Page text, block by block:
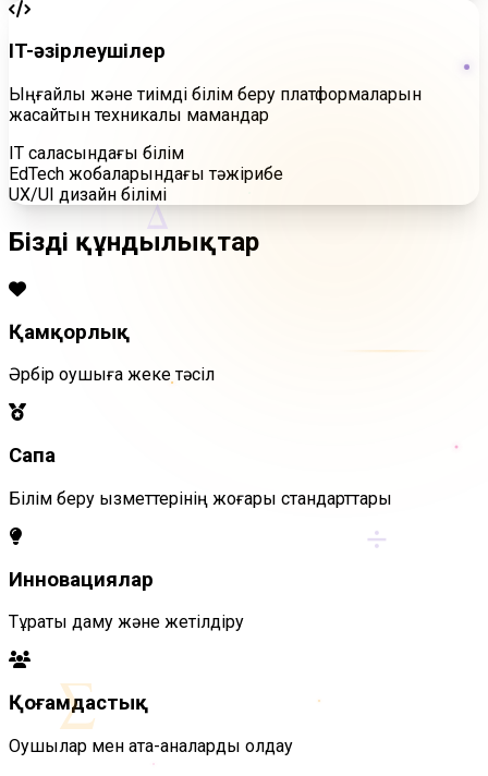
÷
∑
Δ
IT-әзірлеушілер
Ыңғайлы және тиімді білім беру платформаларын
жасайтын техникалық мамандар
IT саласындағы білім
EdTech жобаларындағы тәжірибе
UX/UI дизайн білімі
Біздің құндылықтар
Қамқорлық
Әрбір оқушыға жеке тәсіл
Сапа
Білім беру қызметтерінің жоғары стандарттары
Инновациялар
Тұрақты даму және жетілдіру
Қоғамдастық
Оқушылар мен ата-аналарды қолдау